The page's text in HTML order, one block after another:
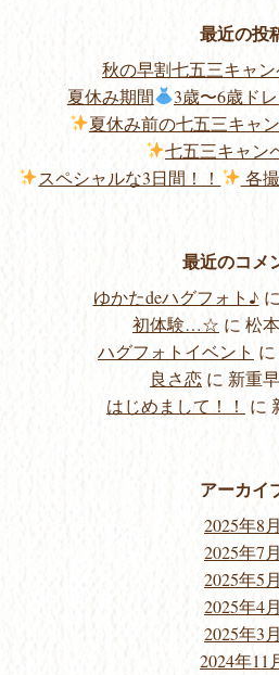
最近の投
秋の早割七五三キャ
夏休み期間
3歳〜6歳ド
夏休み前の七五三キャ
七五三キャン
スペシャルな3日間！！
各
最近のコメ
ゆかたdeハグフォト♪ に
初体験…☆ に 松
ハグフォトイベント に
良さ恋 に 新重
はじめまして！！ に
アーカイ
2025年8月
2025年7月
2025年5月
2025年4月
2025年3月
2024年11